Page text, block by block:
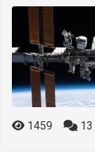
1459 13